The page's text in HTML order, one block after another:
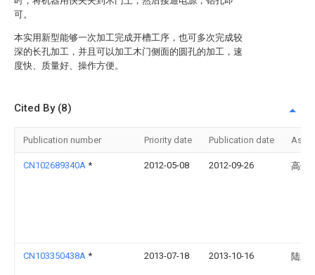
可。
本实用新型能够一次加工完成开槽工序，也可多次完成较
深的长孔加工，并且可以加工木门侧面的圆孔的加工，速
度快、质量好、操作方便。
Cited By (8)
Publication number Priority date Publication date
CN102689340A * 2012-05-08 2012-09-26 高连
CN103350438A * 2013-07-18 2013-10-16 陆卫